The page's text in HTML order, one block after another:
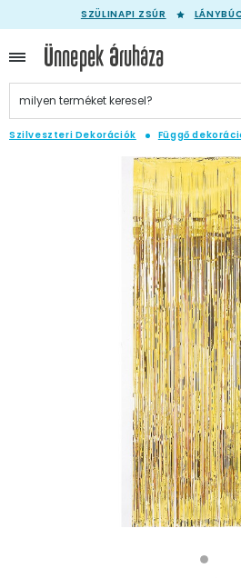
SZÜLINAPI ZSÚR
Szilveszteri Dekorációk Függő